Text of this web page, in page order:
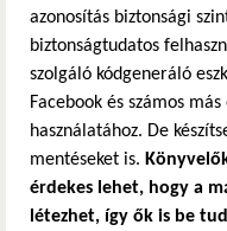
azonosítás biztonsági
biztonságtudatos
szolgáló kódgeneráló
Facebook és számos
használatához. De
mentéseket is.
érdekes lehet, hogy a
létezhet, így ők is be